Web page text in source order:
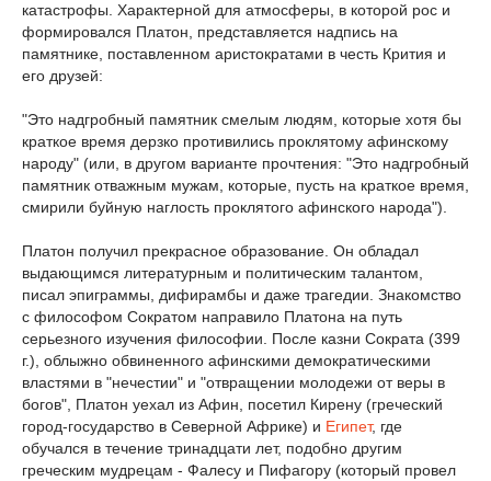
катастрофы. Характерной для атмосферы, в которой рос и
формировался Платон, представляется надпись на
памятнике, поставленном аристократами в честь Крития и
его друзей:
"Это надгробный памятник смелым людям, которые хотя бы
краткое время дерзко противились проклятому афинскому
народу" (или, в другом варианте прочтения: "Это надгробный
памятник отважным мужам, которые, пусть на краткое время,
смирили буйную наглость проклятого афинского народа").
Платон получил прекрасное образование. Он обладал
выдающимся литературным и политическим талантом,
писал эпиграммы, дифирамбы и даже трагедии. Знакомство
с философом Сократом направило Платона на путь
серьезного изучения философии. После казни Сократа (399
г.), облыжно обвиненного афинскими демократическими
властями в "нечестии" и "отвращении молодежи от веры в
богов", Платон уехал из Афин, посетил Кирену (греческий
город-государство в Северной Африке) и Египет, где
обучался в течение тринадцати лет, подобно другим
греческим мудрецам - Фалесу и Пифагору (который провел